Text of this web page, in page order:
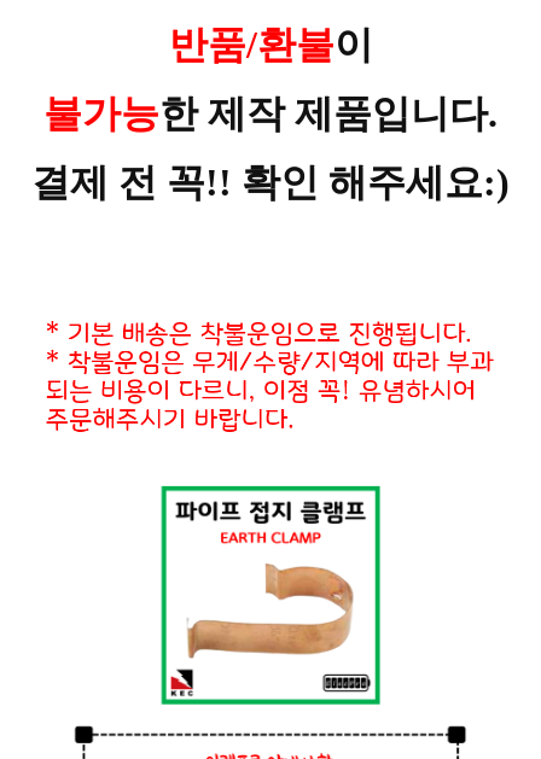
반품/환불이
불가능한 제작 제품입니다.
결제 전 꼭!! 확인 해주세요:)